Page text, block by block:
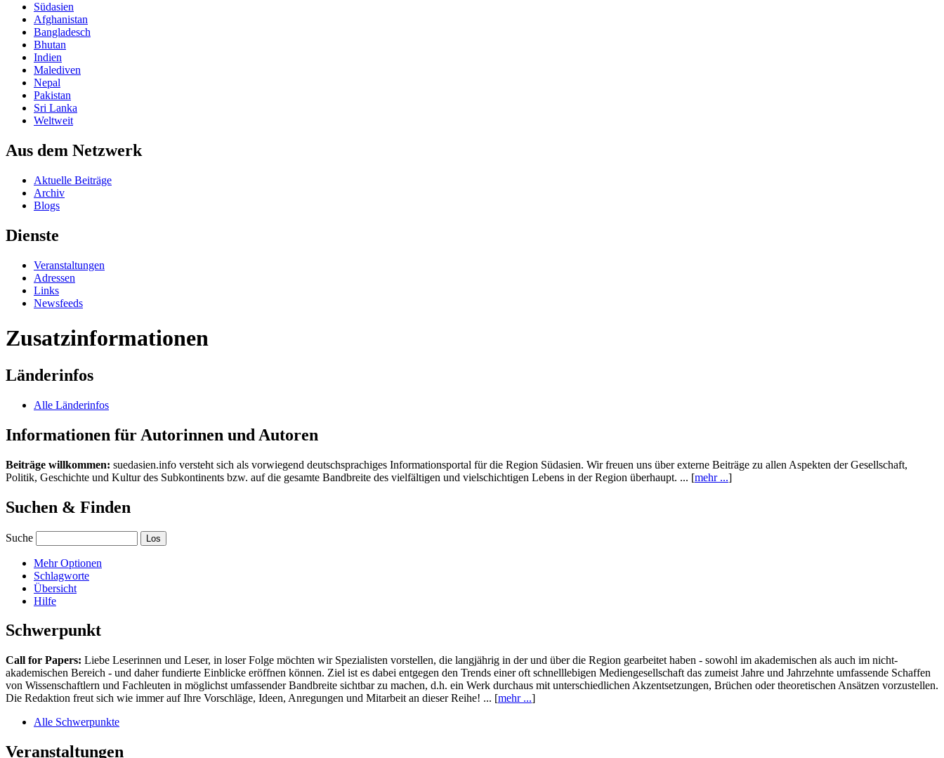
Südasien
Afghanistan
Bangladesch
Bhutan
Indien
Malediven
Nepal
Pakistan
Sri Lanka
Weltweit
Aus dem Netzwerk
Aktuelle Beiträge
Archiv
Blogs
Dienste
Veranstaltungen
Adressen
Links
Newsfeeds
Zusatzinformationen
Länderinfos
Alle Länderinfos
Informationen für Autorinnen und Autoren
Beiträge willkommen: suedasien.info versteht sich als vorwiegend deutschsprachiges Informationsportal für die Region Südasien. Wir freuen uns über externe Beiträge zu allen Aspekten der Gesellschaft,
Politik, Geschichte und Kultur des Subkontinents bzw. auf die gesamte Bandbreite des vielfältigen und vielschichtigen Lebens in der Region überhaupt. ... [mehr ...]
Suchen & Finden
Suche
Mehr Optionen
Schlagworte
Übersicht
Hilfe
Schwerpunkt
Call for Papers: Liebe Leserinnen und Leser, in loser Folge möchten wir Spezialisten vorstellen, die langjährig in der und über die Region gearbeitet haben - sowohl im akademischen als auch im nicht-
akademischen Bereich - und daher fundierte Einblicke eröffnen können. Ziel ist es dabei entgegen den Trends einer oft schnelllebigen Mediengesellschaft das zumeist Jahre und Jahrzehnte umfassende Schaffen
von Wissenschaftlern und Fachleuten in möglichst umfassender Bandbreite sichtbar zu machen, d.h. ein Werk durchaus mit unterschiedlichen Akzentsetzungen, Brüchen oder theoretischen Ansätzen vorzustellen.
Die Redaktion freut sich wie immer auf Ihre Vorschläge, Ideen, Anregungen und Mitarbeit an dieser Reihe! ... [mehr ...]
Alle Schwerpunkte
Veranstaltungen